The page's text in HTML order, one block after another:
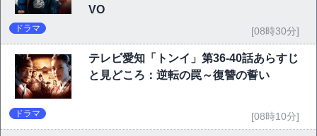
VO
ドラマ [08時30分]
テレビ愛知「トンイ」第36-40話あらすじ
と見どころ：逆転の罠～復讐の誓い
ドラマ [08時10分]